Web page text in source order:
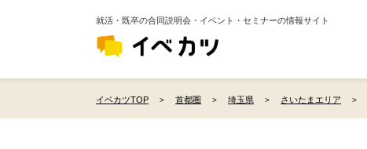
就活・既卒の合同説明会・イベント・セミナーの情報サイト
イベカツTOP 首都圏 埼玉県 さいたまエリア